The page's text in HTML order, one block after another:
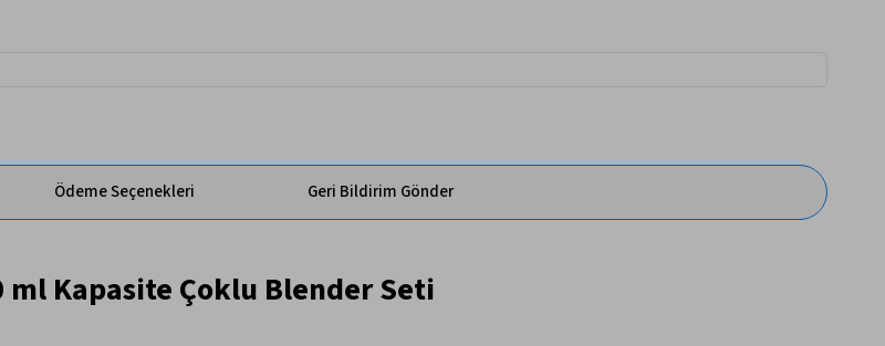
Ödeme Seçenekleri Geri Bildirim Gönder
ml Kapasite Çoklu Blender Seti